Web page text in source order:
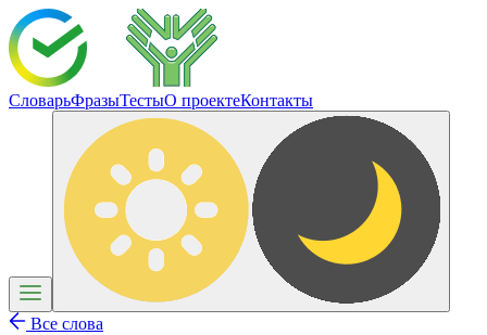
СловарьФразыТестыО проектеКонтакты
Все слова